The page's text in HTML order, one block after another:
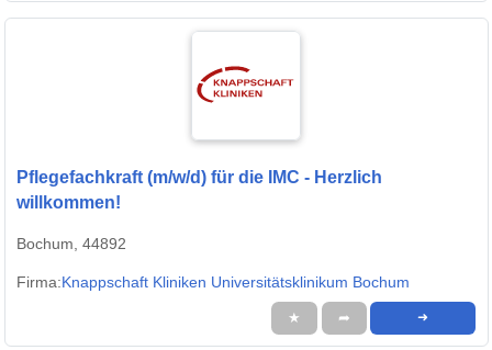
Pflegefachkraft (m/w/d) für die IMC - Herzlich
willkommen!
Bochum, 44892
Firma:Knappschaft Kliniken Universitätsklinikum Bochum
★ ➦ ➜